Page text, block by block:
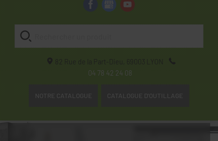
82 Rue de la Part-Dieu, 69003
LYON
04 78 42 24 08
NOTRE CATALOGUE CATALOGUE D'OUTILLAGE